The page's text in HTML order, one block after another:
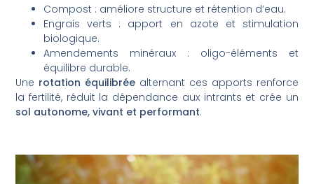
Compost : améliore structure et rétention d’eau.
Engrais verts : apport en azote et stimulation
biologique.
Amendements minéraux : oligo-éléments et
équilibre durable.
Une rotation équilibrée alternant ces apports renforce
la fertilité, réduit la dépendance aux intrants et crée un
sol autonome, vivant et performant.